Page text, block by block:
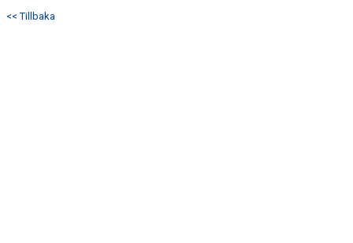
<< Tillbaka